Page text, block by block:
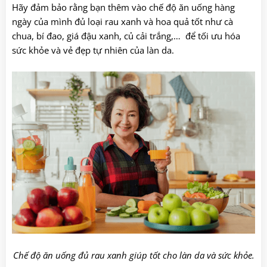
Hãy đảm bảo rằng bạn thêm vào chế độ ăn uống hàng
ngày của mình đủ loại rau xanh và hoa quả tốt như cà
chua, bí đao, giá đậu xanh, củ cải trắng,… để tối ưu hóa
sức khỏe và vẻ đẹp tự nhiên của làn da.
Chế độ ăn uống đủ rau xanh giúp tốt cho làn da và sức khỏe.